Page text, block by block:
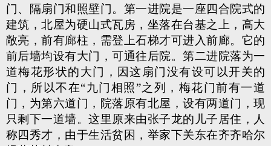
门、隔扇门和照壁门。第一进院是一座四合院式的
建筑，北屋为硬山式瓦房，坐落在台基之上，高大
敞亮，前有廊柱，需登上石梯才可进入前廊。它的
前后墙均设有大门，可通往后院。第二进院落为一
道梅花形状的大门，因这扇门没有设可以开关的
门，所以不在“九门相照”之列，梅花门前有一道
门，为第六道门，院落原有北屋，设有两道门，现
只剩下一道墙。这里原来由张子龙的儿子居住，人
称四秀才，由于生活贫困，举家下关东在齐齐哈尔